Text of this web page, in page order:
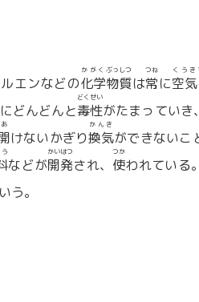
エンなどの化学
かがく
物質
ぶっしつ
は常
つね
に空気
くうき
にどんどんと毒性
どくせい
がたまっていき、
あ
けないかぎり換気
かんき
ができないこ
などが開発
かいはつ
され、 使
つか
われている
う。